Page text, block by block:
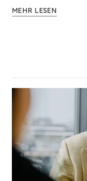
MEHR LESEN